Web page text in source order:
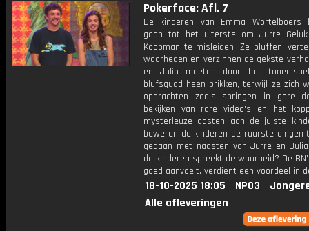
Pokerface: Afl. 7
De kinderen van Emma Wortelboers
gaan tot het uiterste om Jurre
Koopman te misleiden. Ze bluffen,
waarheden en verzinnen de gekste
en Julia moeten door het
blufsquad heen prikken, terwijl ze zich
opdrachten zoals springen in gore
bekijken van rare video's en het
mysterieuze gasten aan de juiste
beweren de kinderen de raarste dingen
gedaan met naasten van Jurre en
de kinderen spreekt de waarheid? De
goed aanvoelt, verdient een voordeel in
18-10-2025 18:05 NPO3
Alle afleveringen